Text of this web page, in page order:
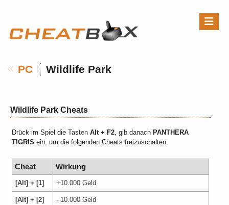
PC Wildlife Park
Wildlife Park Cheats
Drück im Spiel die TastenAlt + F2, gib danach PANTHERA
TIGRIS ein, um die folgenden Cheats freizuschalten:
Cheat Wirkung
[Alt] + [1] +10.000 Geld
[Alt] + [2] - 10.000 Geld